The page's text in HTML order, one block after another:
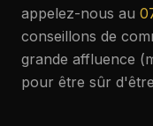
appelez-nous au
conseillons de
grande affluence
pour être sûr